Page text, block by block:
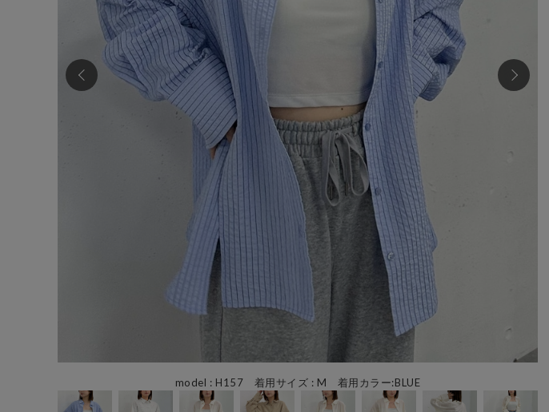
model : H157 着用サイズ : M 着用カラー:BLUE